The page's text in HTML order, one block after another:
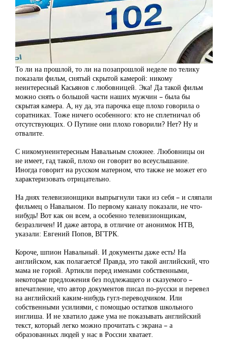
То ли на прошлой, то ли на позапрошлой неделе по телику
показали фильм, снятый скрытой камерой: никому
неинтересный Касьянов с любовницей. Эка! Да такой фильм
можно снять о большой части наших мужчин – была бы
скрытая камера. А, ну да, эта парочка еще плохо говорила о
соратниках. Тоже ничего особенного: кто не сплетничал об
отсутствующих. О Путине они плохо говорили? Нет? Ну и
отвалите.
С никомунеинтересным Навальным сложнее. Любовницы он
не имеет, гад такой, плохо он говорит во всеуслышание.
Иногда говорит на русском матерном, что также не может его
характеризовать отрицательно.
На днях телевизионщики выпрыгнули таки из себя – и сляпали
фильмец о Навальном. По первому каналу показали, не что-
нибудь! Вот как он всем, а особенно телевизионщикам,
безразличен! И даже автора, в отличие от анонимок НТВ,
указали: Евгений Попов, ВГТРК.
Короче, шпион Навальный. И документы даже есть! На
английском, как полагается! Правда, это такой английский, что
мама не горюй. Артикли перед именами собственными,
некоторые предложения без подлежащего и сказуемого –
впечатление, что автор документов писал по-русски и перевел
на английский каким-нибудь гугл-переводчиком. Или
собственными усилиями, с помощью остатков школьного
инглиша. И не хватило даже ума не показывать английский
текст, который легко можно прочитать с экрана – а
образованных людей у нас в России хватает.